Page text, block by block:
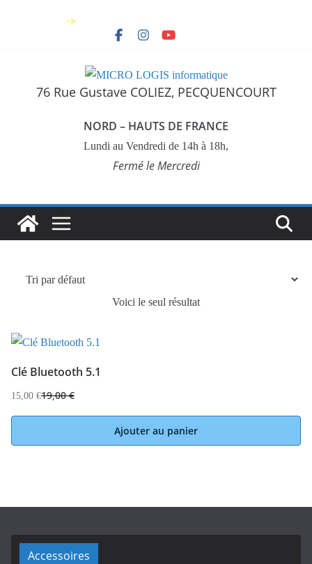
->
76 Rue Gustave COLIEZ, PECQUENCOURT
NORD – HAUTS DE FRANCE
Lundi au Vendredi de 14h à 18h,
Fermé le Mercredi
Voici le seul résultat
Clé Bluetooth 5.1
19,00€
15,00 €
Ajouter au panier
Accessoires